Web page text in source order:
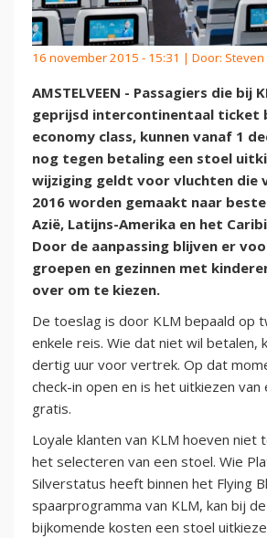
16 november 2015 - 15:31 | Door:
AMSTELVEEN - Passagiers die bij
geprijsd intercontinentaal ticket
economy class, kunnen vanaf 1
nog tegen betaling een stoel
wijziging geldt voor vluchten die
2016 worden gemaakt naar
Azië, Latijns-Amerika en het
Door de aanpassing blijven er
groepen en gezinnen met
over om te kiezen.
De toeslag is door KLM bepaald op
enkele reis. Wie dat niet wil betalen,
dertig uur voor vertrek. Op dat
check-in open en is het uitkiezen van
gratis.
Loyale klanten van KLM hoeven niet
het selecteren van een stoel. Wie
Silverstatus heeft binnen het Flying
spaarprogramma van KLM, kan bij
bijkomende kosten een stoel